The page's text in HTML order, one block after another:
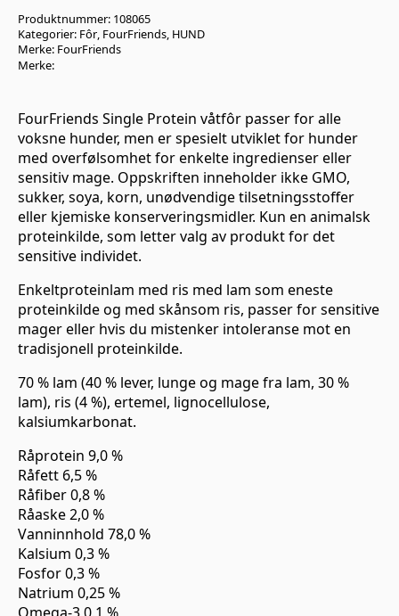
antall
Produktnummer: 108065
Kategorier: Fôr, FourFriends, HUND
Merke: FourFriends
Merke:
FourFriends Single Protein våtfôr passer for alle
voksne hunder, men er spesielt utviklet for hunder
med overfølsomhet for enkelte ingredienser eller
sensitiv mage. Oppskriften inneholder ikke GMO,
sukker, soya, korn, unødvendige tilsetningsstoffer
eller kjemiske konserveringsmidler. Kun en animalsk
proteinkilde, som letter valg av produkt for det
sensitive individet.
Enkeltproteinlam med ris med lam som eneste
proteinkilde og med skånsom ris, passer for sensitive
mager eller hvis du mistenker intoleranse mot en
tradisjonell proteinkilde.
70 % lam (40 % lever, lunge og mage fra lam, 30 %
lam), ris (4 %), ertemel, lignocellulose,
kalsiumkarbonat.
Råprotein 9,0 %
Råfett 6,5 %
Råfiber 0,8 %
Råaske 2,0 %
Vanninnhold 78,0 %
Kalsium 0,3 %
Fosfor 0,3 %
Natrium 0,25 %